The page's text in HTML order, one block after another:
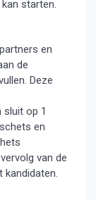
starten.
en
de
Deze
sluit op 1
en
van de
kandidaten.